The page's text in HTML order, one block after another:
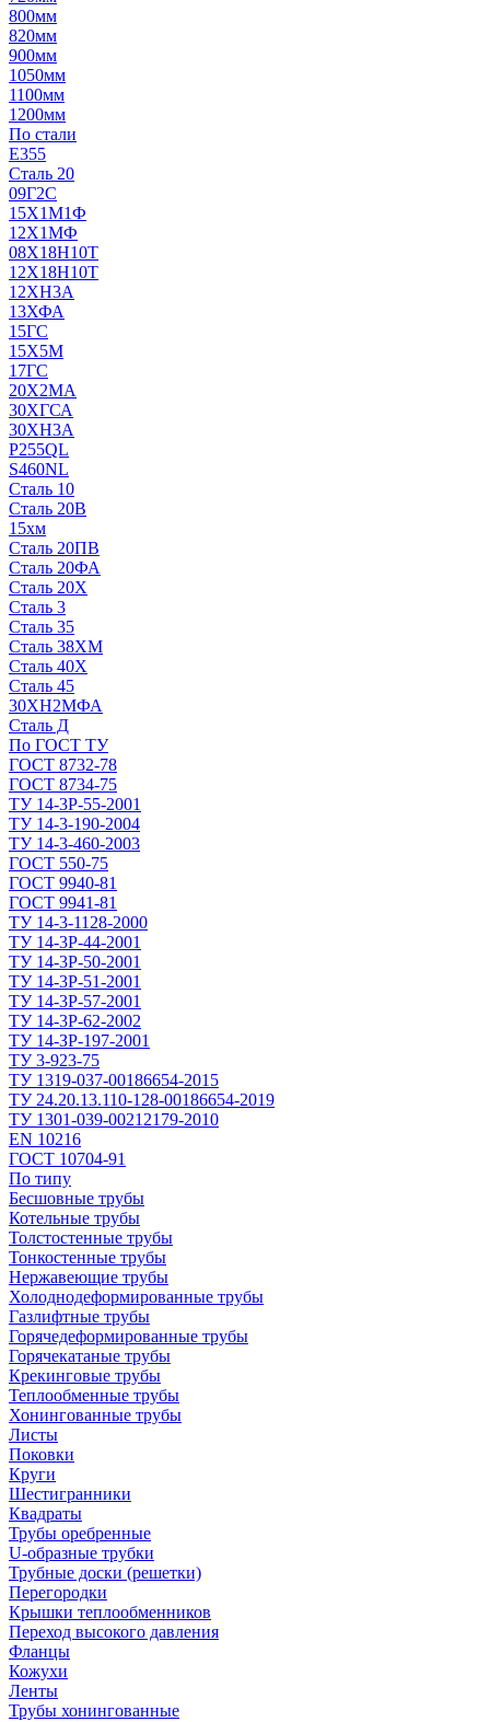
800мм
820мм
900мм
1050мм
1100мм
1200мм
По стали
E355
Сталь 20
09Г2С
15Х1М1Ф
12Х1МФ
08Х18Н10Т
12Х18Н10Т
12ХН3А
13ХФА
15ГС
15Х5М
17ГС
20Х2МА
30ХГСА
30ХН3А
P255QL
S460NL
Сталь 10
Сталь 20В
15хм
Сталь 20ПВ
Сталь 20ФА
Сталь 20Х
Сталь 3
Сталь 35
Сталь 38ХМ
Сталь 40Х
Сталь 45
30ХН2МФА
Сталь Д
По ГОСТ ТУ
ГОСТ 8732-78
ГОСТ 8734-75
ТУ 14-3Р-55-2001
ТУ 14-3-190-2004
ТУ 14-3-460-2003
ГОСТ 550-75
ГОСТ 9940-81
ГОСТ 9941-81
ТУ 14-3-1128-2000
ТУ 14-3Р-44-2001
ТУ 14-3Р-50-2001
ТУ 14-3Р-51-2001
ТУ 14-3Р-57-2001
ТУ 14-3Р-62-2002
ТУ 14-ЗР-197-2001
ТУ 3-923-75
ТУ 1319-037-00186654-2015
ТУ 24.20.13.110-128-00186654-2019
ТУ 1301-039-00212179-2010
EN 10216
ГОСТ 10704-91
По типу
Бесшовные трубы
Котельные трубы
Толстостенные трубы
Тонкостенные трубы
Нержавеющие трубы
Холоднодеформированные трубы
Газлифтные трубы
Горячедеформированные трубы
Горячекатаные трубы
Крекинговые трубы
Теплообменные трубы
Хонингованные трубы
Листы
Поковки
Круги
Шестигранники
Квадраты
Трубы оребренные
U-образные трубки
Трубные доски (решетки)
Перегородки
Крышки теплообменников
Переход высокого давления
Фланцы
Кожухи
Ленты
Трубы хонингованные